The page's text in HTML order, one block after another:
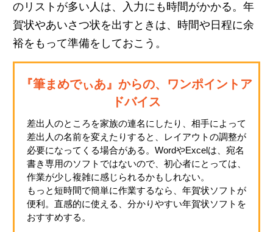
のリストが多い人は、入力にも時間がかかる。年
賀状やあいさつ状を出すときは、時間や日程に余
裕をもって準備をしておこう。
『筆まめでぃあ』からの、ワンポイントア
ドバイス
差出人のところを家族の連名にしたり、相手によって
差出人の名前を変えたりすると、レイアウトの調整が
必要になってくる場合がある。WordやExcelは、宛名
書き専用のソフトではないので、初心者にとっては、
作業が少し複雑に感じられるかもしれない。
もっと短時間で簡単に作業するなら、年賀状ソフトが
便利。直感的に使える、分かりやすい年賀状ソフトを
おすすめする。